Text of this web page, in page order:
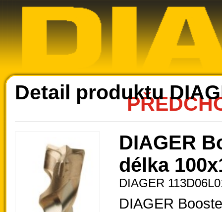
Detail produktu
DIAGER
délka
DIAGER
DIAGER